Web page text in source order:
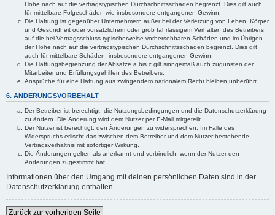
Höhe nach auf die vertragstypischen Durchschnittsschäden begrenzt. Dies gilt auch
für mittelbare Folgeschäden wie insbesondere entgangenen Gewinn.
Die Haftung ist gegenüber Unternehmern außer bei der Verletzung von Leben, Körper
und Gesundheit oder vorsätzlichem oder grob fahrlässigem Verhalten des Betreibers
auf die bei Vertragsschluss typischerweise vorhersehbaren Schäden und im Übrigen
der Höhe nach auf die vertragstypischen Durchschnittsschäden begrenzt. Dies gilt
auch für mittelbare Schäden, insbesondere entgangenen Gewinn.
Die Haftungsbegrenzung der Absätze a bis c gilt sinngemäß auch zugunsten der
Mitarbeiter und Erfüllungsgehilfen des Betreibers.
Ansprüche für eine Haftung aus zwingendem nationalem Recht bleiben unberührt.
6. ÄNDERUNGSVORBEHALT
Der Betreiber ist berechtigt, die Nutzungsbedingungen und die Datenschutzerklärung
zu ändern. Die Änderung wird dem Nutzer per E-Mail mitgeteilt.
Der Nutzer ist berechtigt, den Änderungen zu widersprechen. Im Falle des
Widerspruchs erlischt das zwischen dem Betreiber und dem Nutzer bestehende
Vertragsverhältnis mit sofortiger Wirkung.
Die Änderungen gelten als anerkannt und verbindlich, wenn der Nutzer den
Änderungen zugestimmt hat.
Informationen über den Umgang mit deinen persönlichen Daten sind in der
Datenschutzerklärung enthalten.
Zurück zur vorherigen Seite